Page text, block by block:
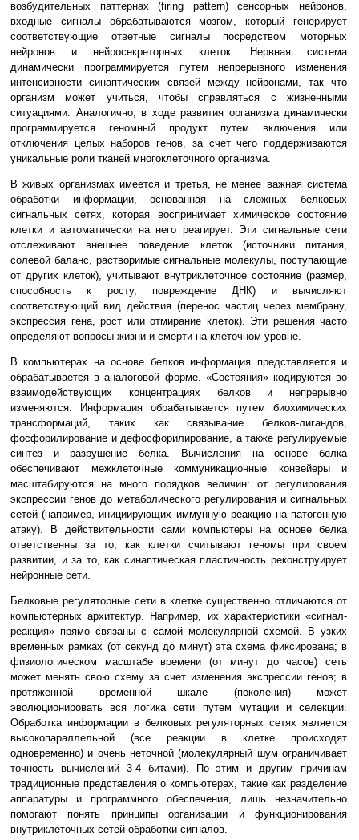
возбудительных паттернах (firing pattern) сенсорных нейронов,
входные сигналы обрабатываются мозгом, который генерирует
соответствующие ответные сигналы посредством моторных
нейронов и нейросекреторных клеток. Нервная система
динамически программируется путем непрерывного изменения
интенсивности синаптических связей между нейронами, так что
организм может учиться, чтобы справляться с жизненными
ситуациями. Аналогично, в ходе развития организма динамически
программируется геномный продукт путем включения или
отключения целых наборов генов, за счет чего поддерживаются
уникальные роли тканей многоклеточного организма.
В живых организмах имеется и третья, не менее важная система
обработки информации, основанная на сложных белковых
сигнальных сетях, которая воспринимает химическое состояние
клетки и автоматически на него реагирует. Эти сигнальные сети
отслеживают внешнее поведение клеток (источники питания,
солевой баланс, растворимые сигнальные молекулы, поступающие
от других клеток), учитывают внутриклеточное состояние (размер,
способность к росту, повреждение ДНК) и вычисляют
соответствующий вид действия (перенос частиц через мембрану,
экспрессия гена, рост или отмирание клеток). Эти решения часто
определяют вопросы жизни и смерти на клеточном уровне.
В компьютерах на основе белков информация представляется и
обрабатывается в аналоговой форме. «Состояния» кодируются во
взаимодействующих концентрациях белков и непрерывно
изменяются. Информация обрабатывается путем биохимических
трансформаций, таких как связывание белков-лигандов,
фосфорилирование и дефосфорилирование, а также регулируемые
синтез и разрушение белка. Вычисления на основе белка
обеспечивают межклеточные коммуникационные конвейеры и
масштабируются на много порядков величин: от регулирования
экспрессии генов до метаболического регулирования и сигнальных
сетей (например, инициирующих иммунную реакцию на патогенную
атаку). В действительности сами компьютеры на основе белка
ответственны за то, как клетки считывают геномы при своем
развитии, и за то, как синаптическая пластичность реконструирует
нейронные сети.
Белковые регуляторные сети в клетке существенно отличаются от
компьютерных архитектур. Например, их характеристики «сигнал-
реакция» прямо связаны с самой молекулярной схемой. В узких
временных рамках (от секунд до минут) эта схема фиксирована; в
физиологическом масштабе времени (от минут до часов) сеть
может менять свою схему за счет изменения экспрессии генов; в
протяженной временной шкале (поколения) может
эволюционировать вся логика сети путем мутации и селекции.
Обработка информации в белковых регуляторных сетях является
высокопараллельной (все реакции в клетке происходят
одновременно) и очень неточной (молекулярный шум ограничивает
точность вычислений 3-4 битами). По этим и другим причинам
традиционные представления о компьютерах, такие как разделение
аппаратуры и программного обеспечения, лишь незначительно
помогают понять принципы организации и функционирования
внутриклеточных сетей обработки сигналов.